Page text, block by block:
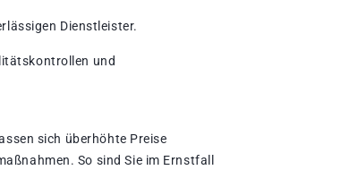
Dienstleister.
und
sich überhöhte Preise
So sind Sie im Ernstfall